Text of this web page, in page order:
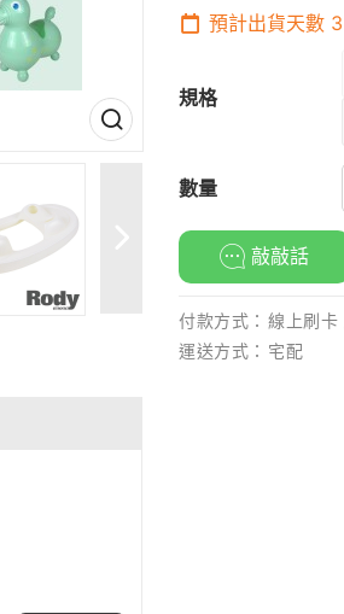
預計出貨天數 3
規格
數量
敲敲話
付款方式： 線上刷
運送方式： 宅配